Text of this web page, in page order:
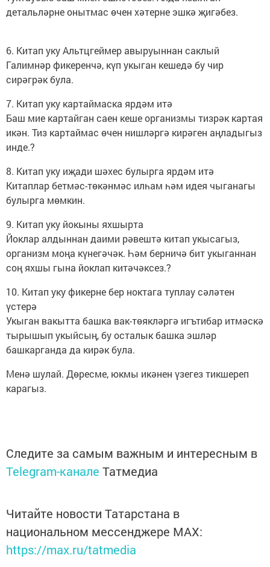
детальләрне онытмас өчен хәтерне эшкә җигәбез.
6. Китап уку Альтцгеймер авыруыннан саклый
Галимнәр фикеренчә, күп укыган кешедә бу чир
сирәгрәк була.
7. Китап уку картаймаска ярдәм итә
Баш мие картайган саен кеше организмы тизрәк картая
икән. Тиз картаймас өчен нишләргә кирәген аңладыгыз
инде.?
8. Китап уку иҗади шәхес булырга ярдәм итә
Китаплар бетмәс-төкәнмәс илһам һәм идея чыганагы
булырга мөмкин.
9. Китап уку йокыны яхшырта
Йоклар алдыннан даими рәвештә китап укысагыз,
организм моңа күнегәчәк. Һәм берничә бит укыганнан
соң яхшы гына йоклап китәчәксез.?
10. Китап уку фикерне бер ноктага туплау сәләтен
үстерә
Укыган вакытта башка вак-төякләргә игътибар итмәскә
тырышып укыйсың, бу осталык башка эшләр
башкарганда да кирәк була.
Менә шулай. Дөресме, юкмы икәнен үзегез тикшереп
карагыз.
Следите за самым важным и интересным в
Telegram-канале Татмедиа
Читайте новости Татарстана в
национальном мессенджере MАХ:
https://max.ru/tatmedia